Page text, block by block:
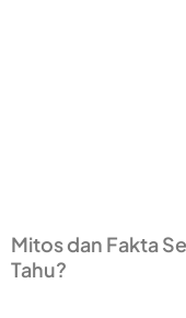
Mitos dan Fakta
Tahu?